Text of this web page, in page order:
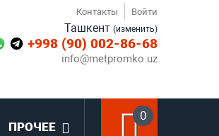
Ташкент (изменить)
+998 (90) 002-86-68
info@metpromko.uz
Контакты Войти
0
ПРОЧЕЕ